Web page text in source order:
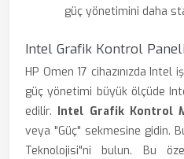
güç yönetimini daha
Intel Grafik Kontrol
HP Omen 17 cihazınızda Intel
güç yönetimi büyük ölçüde
edilir. Intel Grafik Kontrol
veya "Güç" sekmesine gidin.
Teknolojisi"ni bulun. Bu